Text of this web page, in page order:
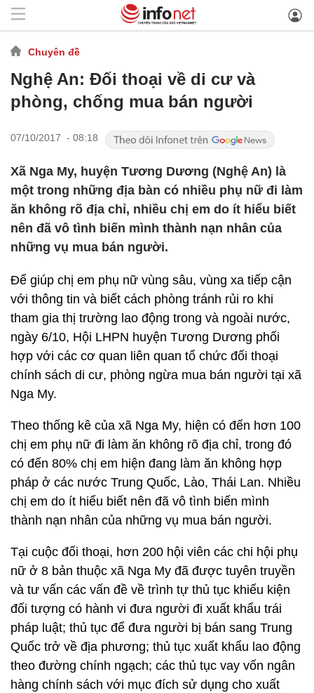
Chuyên đề
Nghệ An: Đối thoại về di cư và
phòng, chống mua bán người
07/10/2017 - 08:18
Xã Nga My, huyện Tương Dương (Nghệ An) là
một trong những địa bàn có nhiều phụ nữ đi làm
ăn không rõ địa chỉ, nhiều chị em do ít hiểu biết
nên đã vô tình biến mình thành nạn nhân của
những vụ mua bán người.
Để giúp chị em phụ nữ vùng sâu, vùng xa tiếp cận
với thông tin và biết cách phòng tránh rủi ro khi
tham gia thị trường lao động trong và ngoài nước,
ngày 6/10, Hội LHPN huyện Tương Dương phối
hợp với các cơ quan liên quan tổ chức đối thoại
chính sách di cư, phòng ngừa mua bán người tại xã
Nga My.
Theo thống kê của xã Nga My, hiện có đến hơn 100
chị em phụ nữ đi làm ăn không rõ địa chỉ, trong đó
có đến 80% chị em hiện đang làm ăn không hợp
pháp ở các nước Trung Quốc, Lào, Thái Lan. Nhiều
chị em do ít hiểu biết nên đã vô tình biến mình
thành nạn nhân của những vụ mua bán người.
Tại cuộc đối thoại, hơn 200 hội viên các chi hội phụ
nữ ở 8 bản thuộc xã Nga My đã được tuyên truyền
và tư vấn các vấn đề về trình tự thủ tục khiếu kiện
đối tượng có hành vi đưa người đi xuất khẩu trái
pháp luật; thủ tục để đưa người bị bán sang Trung
Quốc trở về địa phương; thủ tục xuất khẩu lao động
theo đường chính ngạch; các thủ tục vay vốn ngân
hàng chính sách với mục đích sử dụng cho xuất